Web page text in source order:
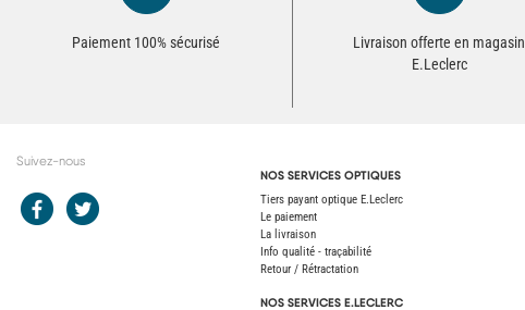
Paiement 100% sécurisé
Livraison offerte en magasin
E.Leclerc
Suivez-nous
Redirection vers le compte Facebook E.Leclerc
Redirection vers le compte Twitter E.Leclerc
NOS SERVICES OPTIQUES
Tiers payant optique E.Leclerc
Le paiement
La livraison
Info qualité - traçabilité
Retour / Rétractation
NOS SERVICES E.LECLERC